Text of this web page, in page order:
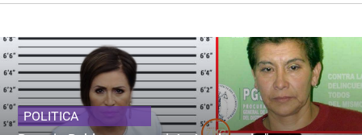
POLITICA